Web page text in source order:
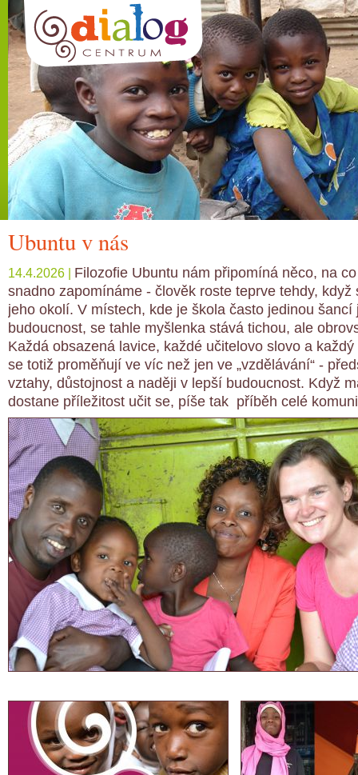
Ubuntu v nás
14.4.2026 | Filozofie Ubuntu nám připomíná něco, na
snadno zapomínáme - člověk roste teprve tehdy, když
jeho okolí. V místech, kde je škola často jedinou šancí
budoucnost, se tahle myšlenka stává tichou, ale
Každá obsazená lavice, každé učitelovo slovo a
se totiž proměňují ve víc než jen ve „vzdělávání“ -
vztahy, důstojnost a naději v lepší budoucnost. Když
dostane příležitost učit se, píše tak příběh celé